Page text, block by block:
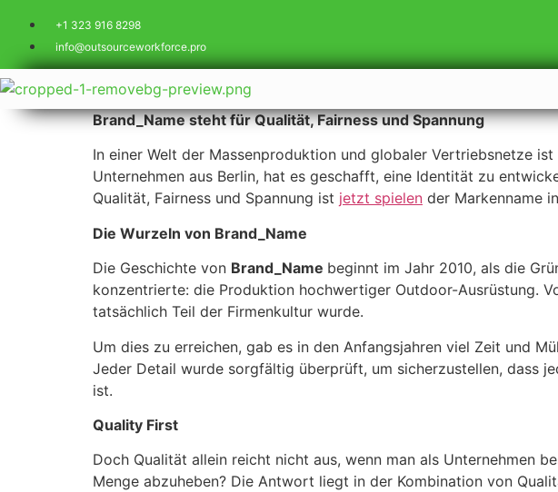
+1 323 916 8298
info@outsourceworkforce.pro
Brand_Name steht für Qualität, Fairness und Spannung
In einer Welt der Massenproduktion und globaler Vertriebsnetze
Unternehmen aus Berlin, hat es geschafft, eine Identität zu
Qualität, Fairness und Spannung ist jetzt spielen der Markenname
Die Wurzeln von Brand_Name
Die Geschichte von Brand_Name beginnt im Jahr 2010, als die
konzentrierte: die Produktion hochwertiger Outdoor-Ausrüstung.
tatsächlich Teil der Firmenkultur wurde.
Um dies zu erreichen, gab es in den Anfangsjahren viel Zeit und
Jeder Detail wurde sorgfältig überprüft, um sicherzustellen, dass
ist.
Quality First
Doch Qualität allein reicht nicht aus, wenn man als Unternehmen
Menge abzuheben? Die Antwort liegt in der Kombination von